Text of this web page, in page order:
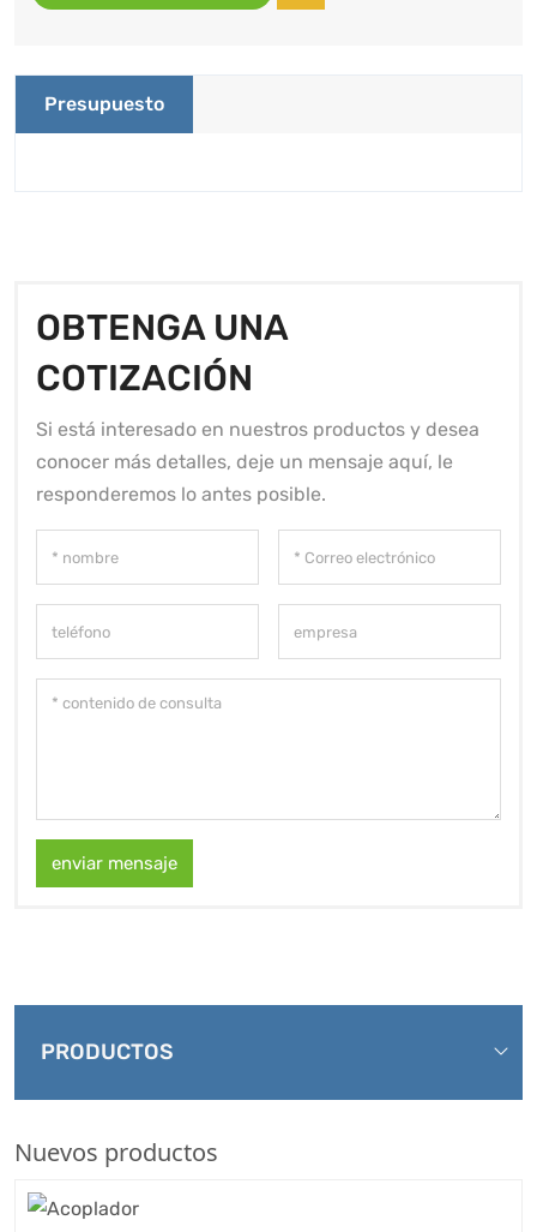
Presupuesto
OBTENGA UNA
COTIZACIÓN
Si está interesado en nuestros productos y desea
conocer más detalles, deje un mensaje aquí, le
responderemos lo antes posible.
enviar mensaje
PRODUCTOS
Nuevos productos